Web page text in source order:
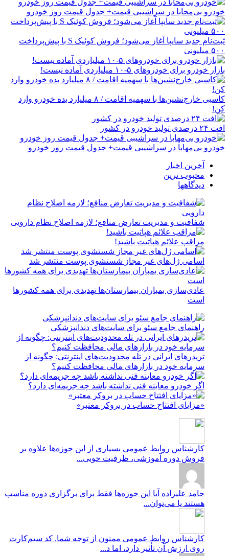
خودرو بی‌محابا در سراشیبی قیمت+ جدول قیمت روز خودرو
ثبت‌نام جدید سایپا آغاز می‌شود؛ فروش کوئیک S با پیش‌پرداخت
۵۰۰ میلیونی
بازار خودرو برای خودروهای ۵-۱۰ میلیاردی آماده نیست!
کاسبی خارج‌نشین‌ها با سهمیه اقامت / ۸ میلیارد بده خودرو وارد
کن!
افت ۲۴ درصدی تولید خودرو در کشور
خودرو بی‌مهابا در سراشیبی قیمت+ جدول قیمت روز خودرو
آخرین اخبار
محبوب ترین
دیدگاهها
شفافیت و مدیریت تعارض منافع؛ لازمه اصلاح نظام دارویی
مراقب علائم هپاتیت باشید!
اسامی ژل‌های غیر مجاز شستشوی پوست منتشر شد
عادی‌سازی بمباران بیمارستان‌ها تهدیدی برای همه کشورها
است
راهنمای جامع سئو برای سایت‌های دندانپزشکی
تریدرهای ایرانی در تله محدودیت‌های اینترنتی: چگونه از
سرمایه خود در بازارهای مالی محافظت کنیم؟
اگر خودرو معاینه فنی نداشته باشد چه جریمه‌ای دارد؟
«مزایای افتتاح حساب در بروکر معتبر»
کارشناس روابط عمومی بسیاری از این حوزه‌ها علاوه بر
فروش دوره آموزشی، ظرفیت خوبی...
حامد علیزاده آیا این حوزه‌ها فقط برای برگزاری دوره مناسب
هستند یا می‌توان...
کارشناس روابط عمومی ممنون از توجه شما. کد سیم‌کارت
روی ارزش آن تأثیر دارد، اما د...